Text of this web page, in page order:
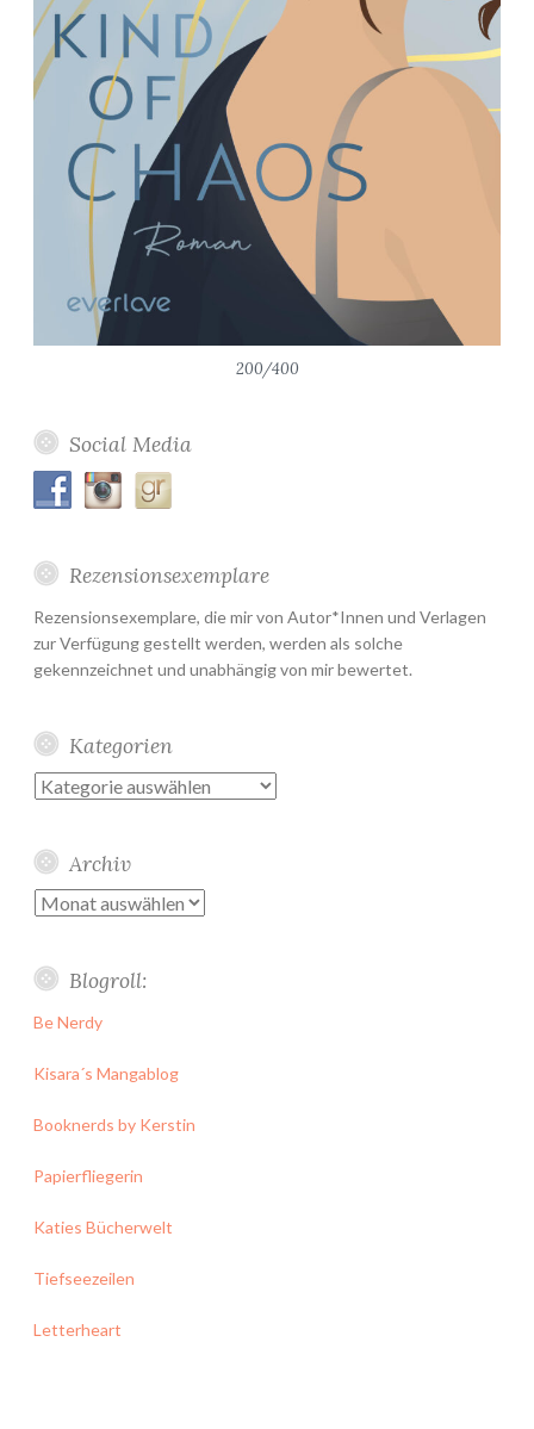
200/400
Social Media
Rezensionsexemplare
Rezensionsexemplare, die mir von Autor*Innen und Verlagen
zur Verfügung gestellt werden, werden als solche
gekennzeichnet und unabhängig von mir bewertet.
Kategorien
Kategorien
Archiv
Archiv
Blogroll:
Be Nerdy
Kisara´s Mangablog
Booknerds by Kerstin
Papierfliegerin
Katies Bücherwelt
Tiefseezeilen
Letterheart